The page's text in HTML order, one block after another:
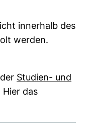
innerhalb des
werden.
Studien- und
öffnet neues
Hier das